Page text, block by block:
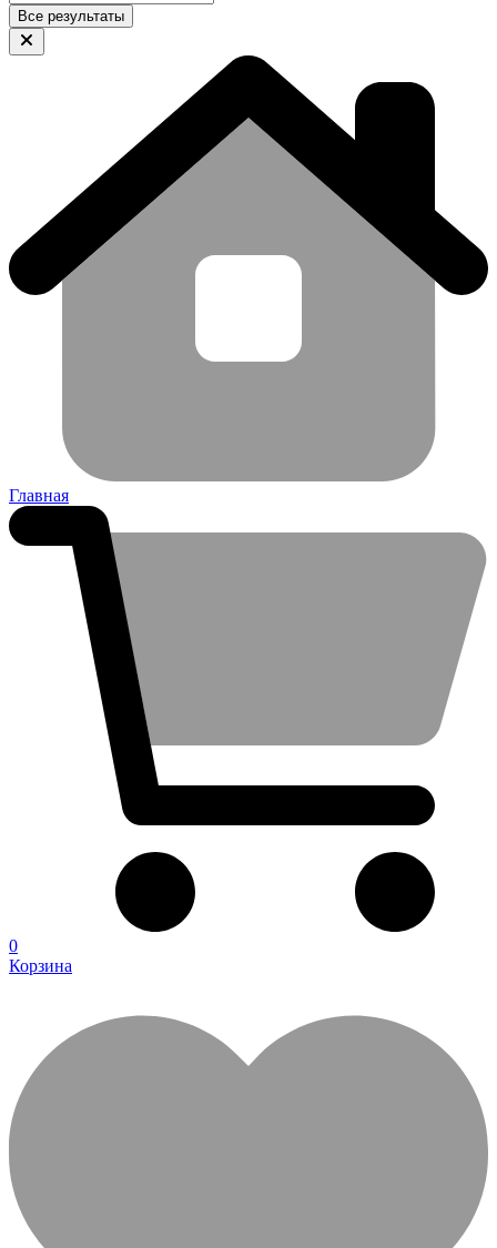
Все результаты
Главная
0
Корзина